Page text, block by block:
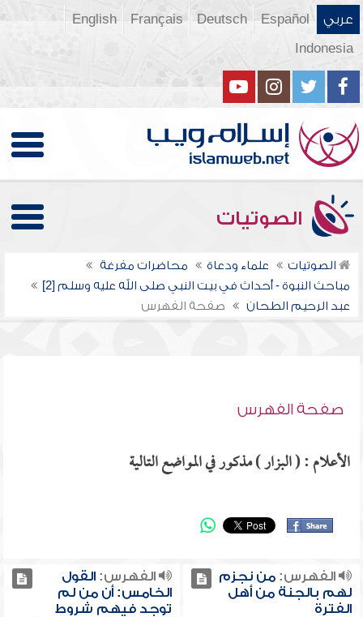
عربي Español
Deutsch
Français
English
Indonesia
الصوتيات
الصوتيات علماء ودعاة
محاضرات مفرغة
مباحث النبوة - أحداث في بيت النبي صلى الله عليه وسلم [2]
عبد الرحيم الطحان
صفحة الفهرس
صفحة الفهرس
الأعلام : ( البزار ) مذكور في المواضع التالية
الفهرس:من نجزم
لهم بالجنة من أهل
الفترة
الفهرس:القول
الخامس: أن من لم
توجد فيهم شروط